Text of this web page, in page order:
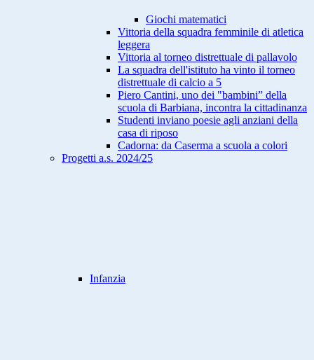
Giochi matematici
Vittoria della squadra femminile di atletica
leggera
Vittoria al torneo distrettuale di pallavolo
La squadra dell'istituto ha vinto il torneo
distrettuale di calcio a 5
Piero Cantini, uno dei "bambini” della
scuola di Barbiana, incontra la cittadinanza
Studenti inviano poesie agli anziani della
casa di riposo
Cadorna: da Caserma a scuola a colori
Progetti a.s. 2024/25
Infanzia